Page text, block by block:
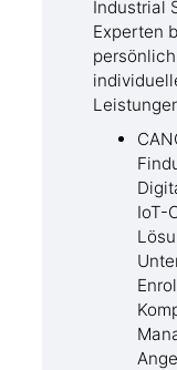
Industrial
Experten
IoT-